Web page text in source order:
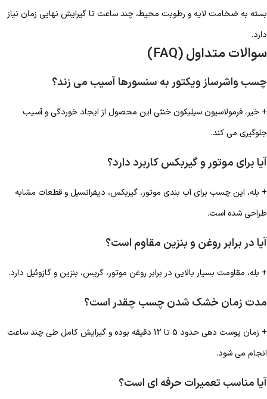
بسته به ضخامت لایه و رطوبت محیط، چند ساعت تا گیرایش نهایی زمان نیاز
دارد.
سوالات متداول (FAQ)
چسب واشرساز ویکتور به سنسورها آسیب می زند؟
+ خیر، فرمولاسیون سیلیکون خنثی این محصول از ایجاد خوردگی و آسیب
جلوگیری می کند.
آیا برای موتور و گیربکس کاربرد دارد؟
+ بله، این چسب برای آب بندی موتور، گیربکس، دیفرانسیل و قطعات مشابه
طراحی شده است.
آیا در برابر روغن و بنزین مقاوم است؟
+ بله، مقاومت بسیار بالایی در برابر روغن موتور، گریس، بنزین و گازوئیل دارد.
مدت زمان خشک شدن چسب چقدر است؟
+ زمان پوست دهی حدود 5 تا 12 دقیقه بوده و گیرایش کامل طی چند ساعت
انجام می شود.
آیا مناسب تعمیرات حرفه ای است؟